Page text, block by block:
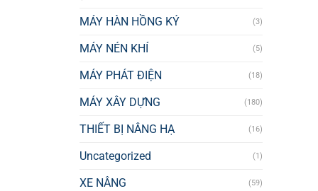
MÁY HÀN HỒNG KÝ (3)
MÁY NÉN KHÍ (5)
MÁY PHÁT ĐIỆN (18)
MÁY XÂY DỰNG (180)
THIẾT BỊ NÂNG HẠ (16)
Uncategorized (1)
XE NÂNG (59)